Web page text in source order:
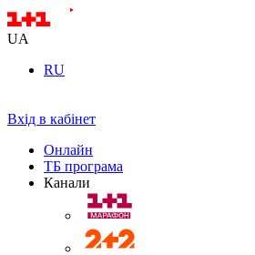
UA
RU
Вхід в кабінет
Онлайн
ТБ програма
Канали